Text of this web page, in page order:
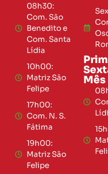
08h30:
Com. São
Benedito e
Com. Santa
Lídia
10h00:
Matriz São
Felipe
17h00:
Com. N. S.
Fátima
19h00:
Matriz São
Felipe
Mês